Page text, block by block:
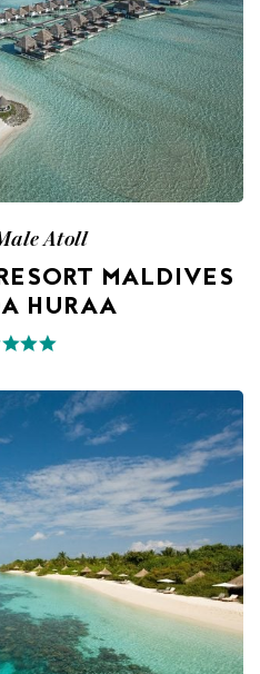
Atoll
MALDIVES
HURAA